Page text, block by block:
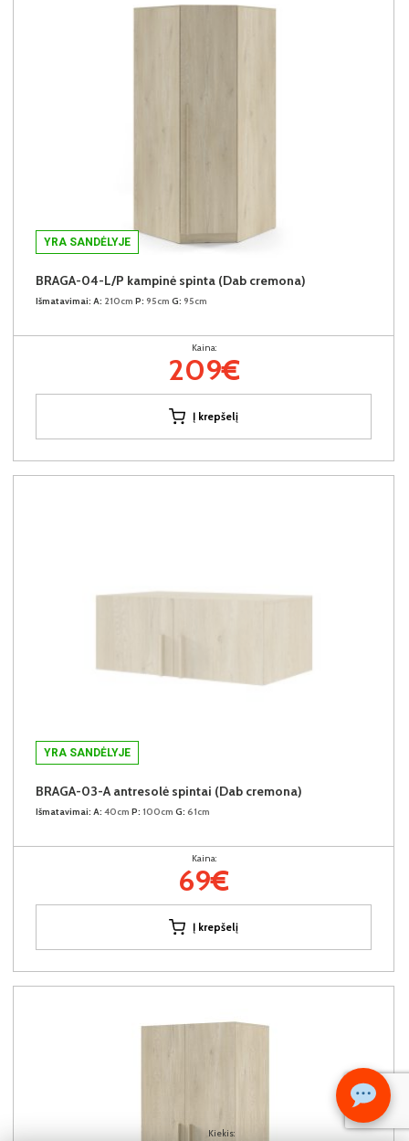
Kiekis:
YRA SANDĖLYJE
BRAGA-04-L/P kampinė spinta (Dab cremona)
Išmatavimai: A: 210cm P: 95cm G: 95cm
Kaina:
209€
Į krepšelį
YRA SANDĖLYJE
BRAGA-03-A antresolė spintai (Dab cremona)
Išmatavimai: A: 40cm P: 100cm G: 61cm
Kaina:
69€
Į krepšelį